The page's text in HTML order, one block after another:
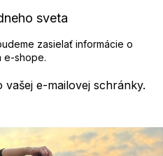
e-mailovej schránky.
sveta
zasielať informácie o
e-shope.